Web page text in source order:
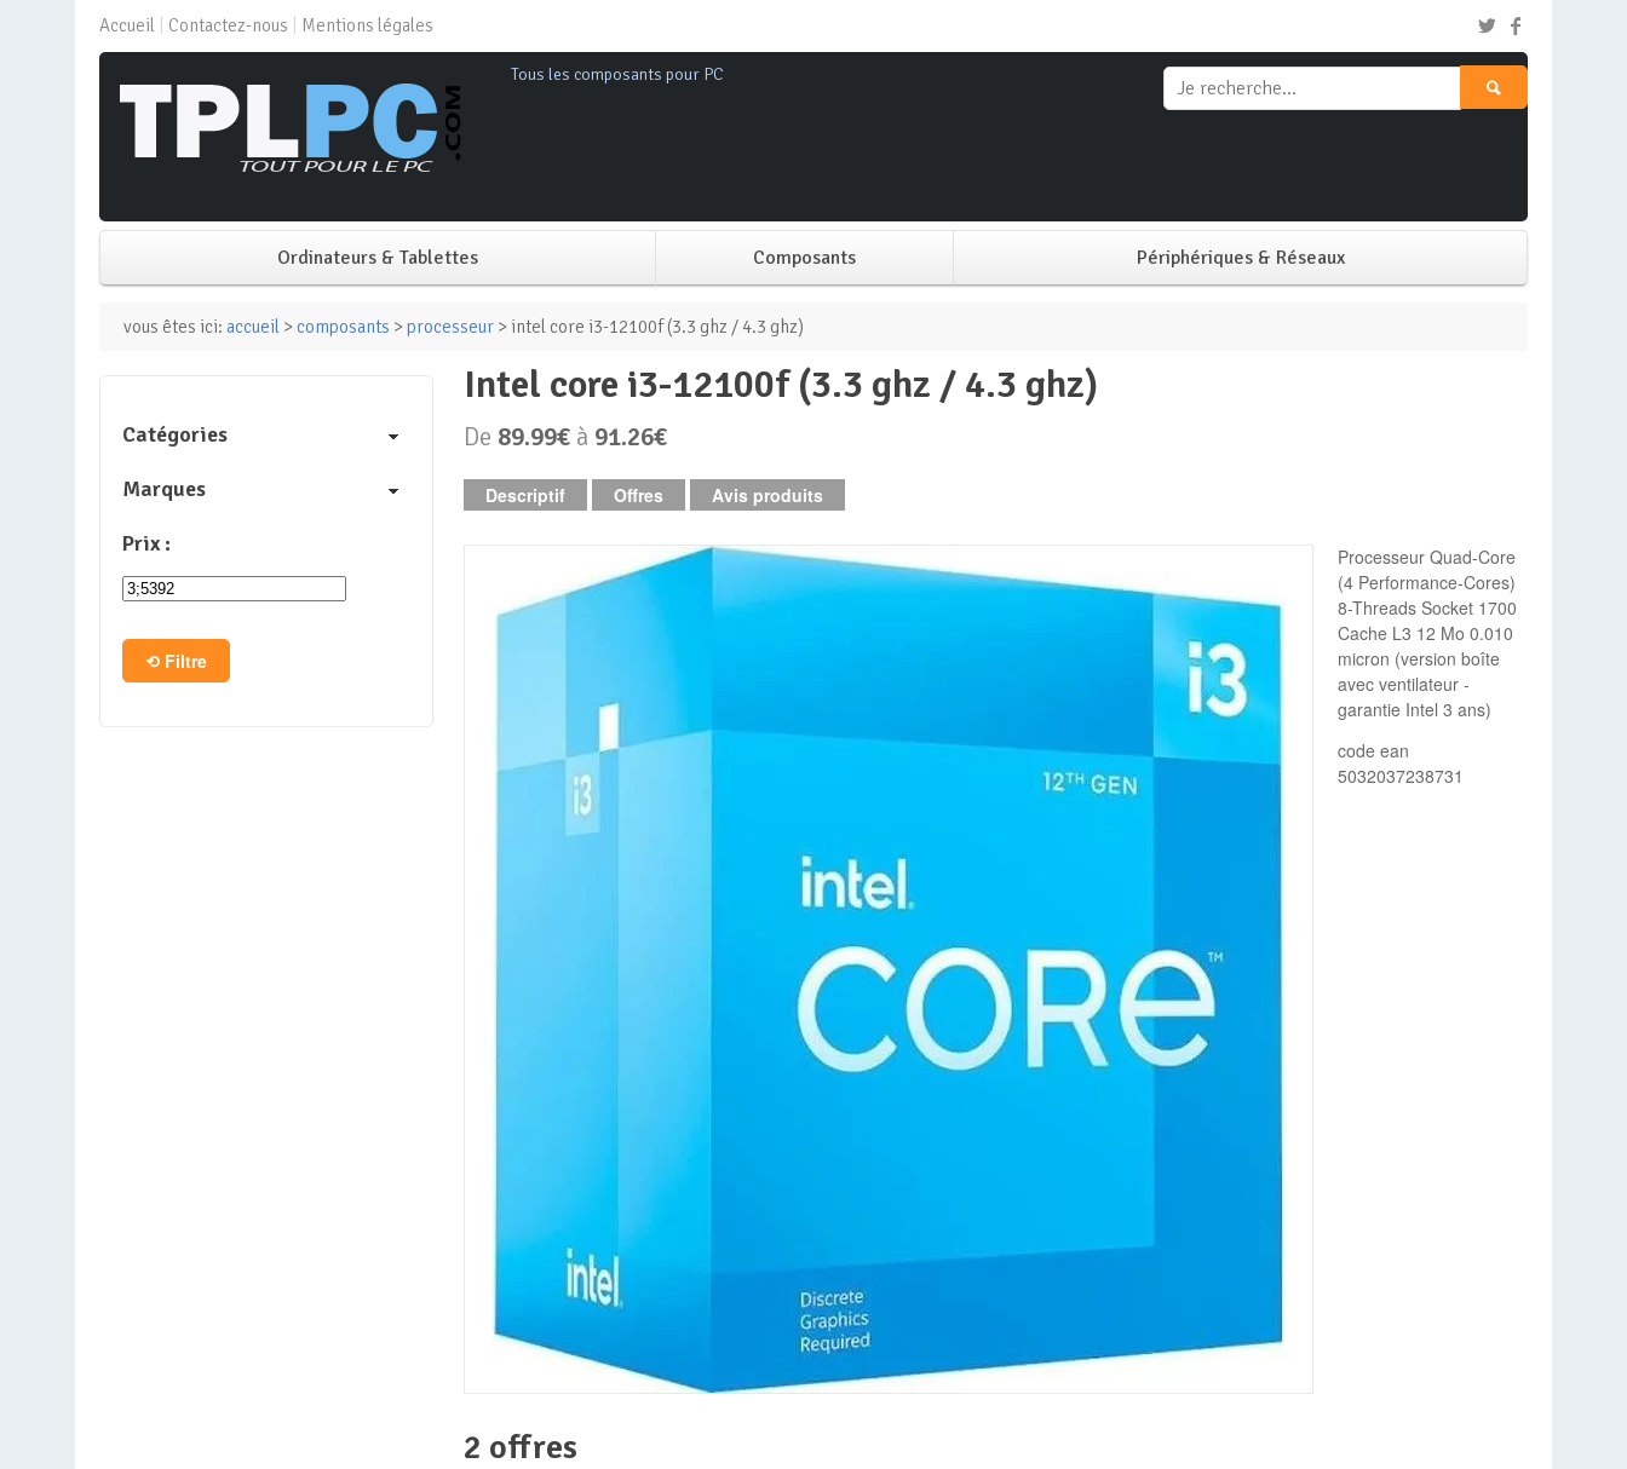
Accueil Contactez-nous Mentions légales
Tous les composants pour PC
Ordinateurs & Tablettes
PC de bureau
Mini PC
PC Tout-en-un
Tablettes
Composants
Alimentation PC
Boitier PC
Carte mère
Mémoire PC
Périphériques & Réseaux
vous êtes ici: accueil > composants > processeur > intel core i3-12100f (3.3 ghz / 4.3 ghz)
intel core i3-12100f (3.3 ghz / 4.3 ghz)
De 89.99€ à 91.26€
Descriptif Offres Avis produits
Processeur Quad-Core
(4 Performance-Cores)
8-Threads Socket 1700
Cache L3 12 Mo 0.010
micron (version boîte
avec ventilateur -
garantie Intel 3 ans)
code ean
5032037238731
2 offres
Catégories
Marques
Prix :
Filtre